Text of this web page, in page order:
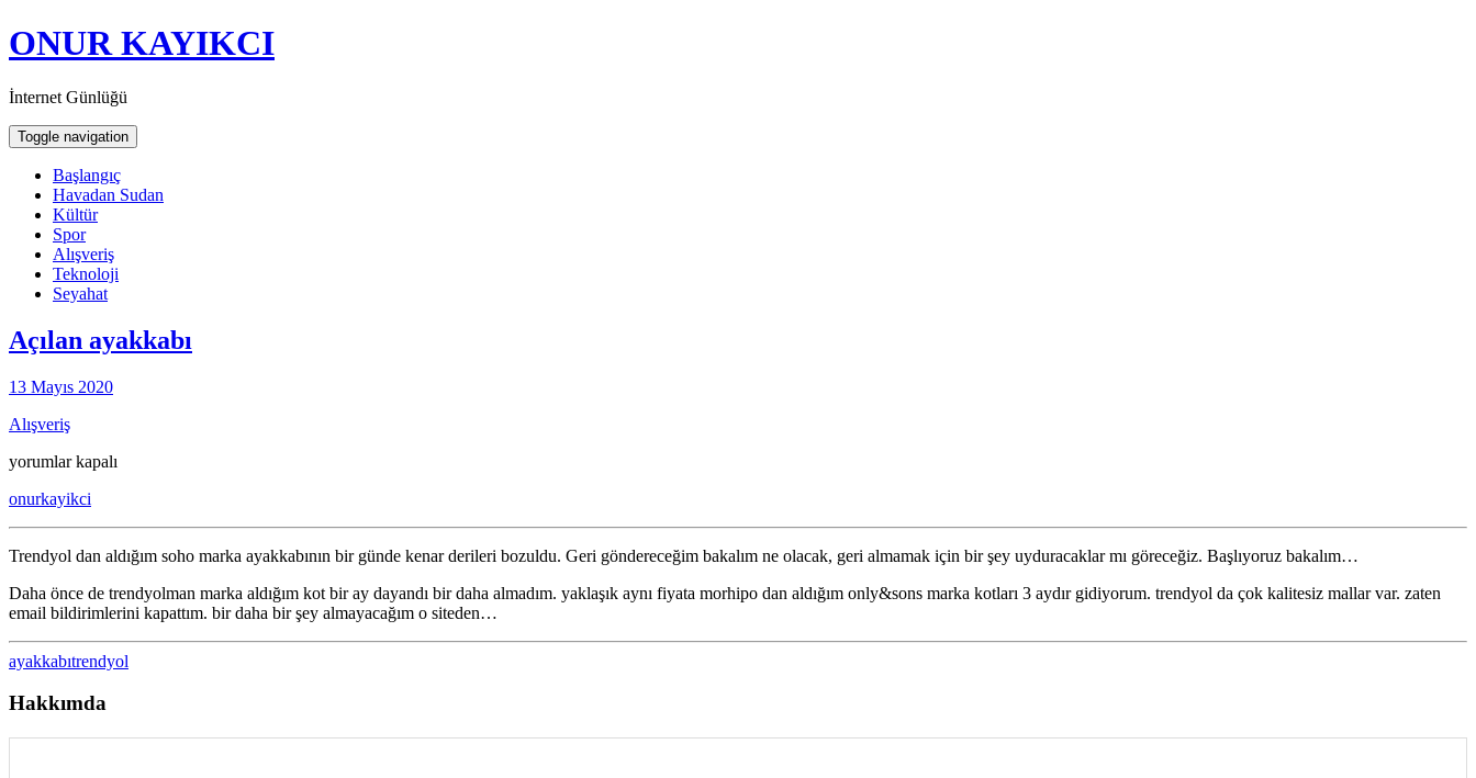
ONUR KAYIKCI
İnternet Günlüğü
Toggle navigation
Başlangıç
Havadan Sudan
Kültür
Spor
Alışveriş
Teknoloji
Seyahat
Açılan ayakkabı
13 Mayıs 2020
Alışveriş
Açılan
için
yorumlar kapalı
onurkayikci
Trendyol dan aldığım soho marka ayakkabının bir günde kenar derileri bozuldu. Geri göndereceğim bakalım ne olacak, geri almamak için bir şey uyduracaklar mı göreceğiz. Başlıyoruz bakalım…
Daha önce de trendyolman marka aldığım kot bir ay dayandı bir daha almadım. yaklaşık aynı fiyata morhipo dan aldığım only&sons marka kotları 3 aydır gidiyorum. trendyol da çok kalitesiz mallar var. zaten
email bildirimlerini kapattım. bir daha bir şey almayacağım o siteden…
ayakkabıtrendyol
Hakkımda